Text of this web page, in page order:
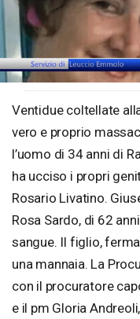
Loaded
Ventidue coltellate
vero e proprio
l’uomo di 34 anni di
ha ucciso i propri
Rosario Livatino.
Rosa Sardo, di 62
sangue. Il figlio,
una mannaia. La
con il procuratore
e il pm Gloria